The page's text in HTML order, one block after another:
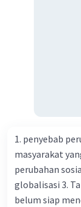
1. penyebab
masyarakat
perubahan
globalisasi 3.
belum siap